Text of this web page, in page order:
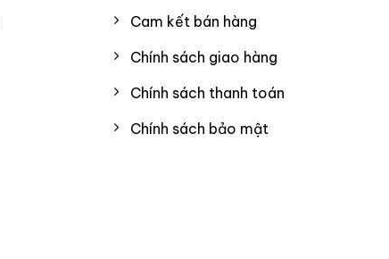
Cam kết bán hàng
Chính sách giao hàng
Chính sách thanh toán
Chính sách bảo mật